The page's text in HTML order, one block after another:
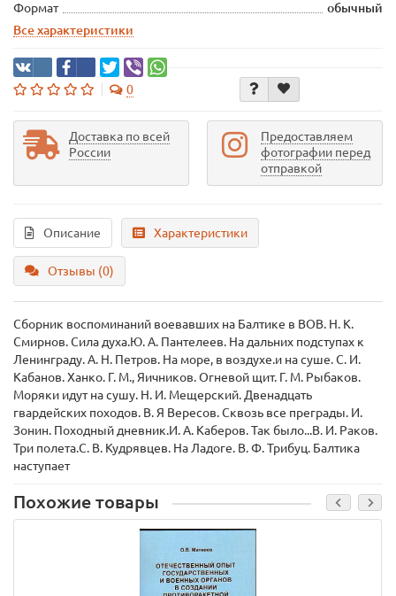
Формат
обычный
Все характеристики
0
Доставка по всей
России
Предоставляем
фотографии перед
отправкой
Описание Характеристики
Отзывы (0)
Сборник воспоминаний воевавших на Балтике в ВОВ. Н. К.
Смирнов. Сила духа.Ю. А. Пантелеев. На дальних подступах к
Ленинграду. А. Н. Петров. На море, в воздухе.и на суше. С. И.
Кабанов. Ханко. Г. М., Яичников. Огневой щит. Г. М. Рыбаков.
Моряки идут на сушу. Н. И. Мещерский. Двенадцать
гвардейских походов. В. Я Вересов. Сквозь все преграды. И.
Зонин. Походный дневник.И. А. Каберов. Так было...В. И. Раков.
Три полета.С. В. Кудрявцев. На Ладоге. В. Ф. Трибуц. Балтика
наступает
Похожие товары